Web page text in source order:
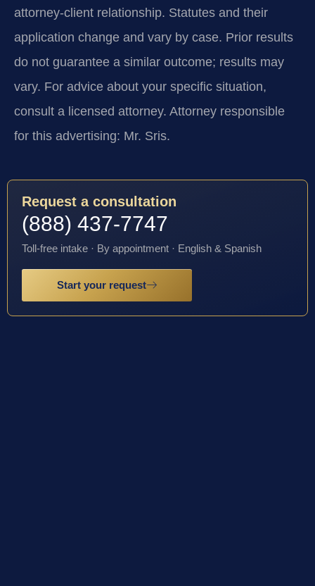
attorney-client relationship. Statutes and their
application change and vary by case. Prior results
do not guarantee a similar outcome; results may
vary. For advice about your specific situation,
consult a licensed attorney. Attorney responsible
for this advertising: Mr. Sris.
Request a consultation
(888) 437-7747
Toll-free intake · By appointment · English & Spanish
Start your request